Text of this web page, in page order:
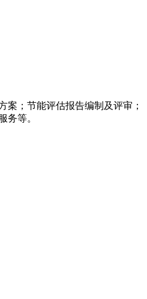
；节能评估报告编制及评审；
务等。